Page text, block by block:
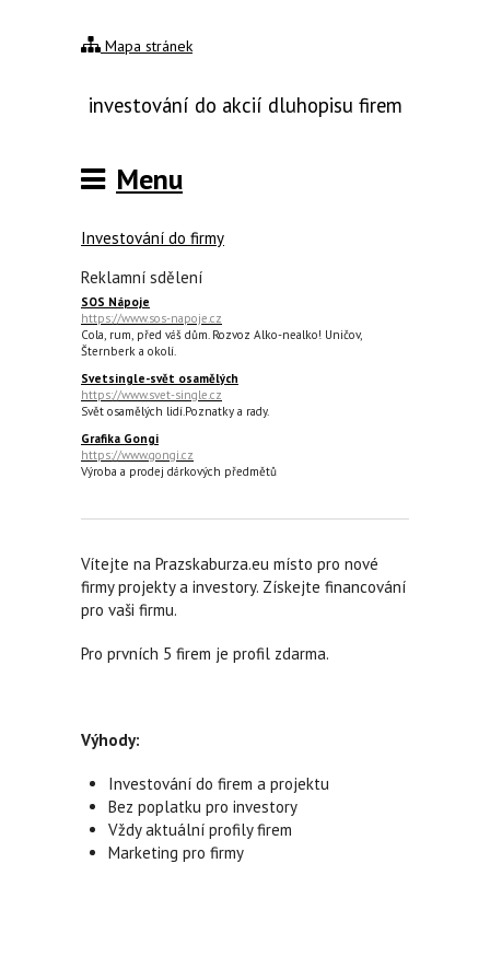
Mapa stránek
investování do akcií dluhopisu firem
Menu
Investování do firmy
Reklamní sdělení
SOS Nápoje
https://www.sos-napoje.cz
Cola, rum, před váš dům. Rozvoz Alko-nealko! Uničov,
Šternberk a okolí.
Svetsingle-svět osamělých
https://www.svet-single.cz
Svět osamělých lidí.Poznatky a rady.
Grafika Gongi
https://www.gongi.cz
Výroba a prodej dárkových předmětů
Vítejte na Prazskaburza.eu místo pro nové
firmy projekty a investory. Získejte financování
pro vaši firmu.
Pro prvních 5 firem je profil zdarma.
Výhody:
Investování do firem a projektu
Bez poplatku pro investory
Vždy aktuální profily firem
Marketing pro firmy